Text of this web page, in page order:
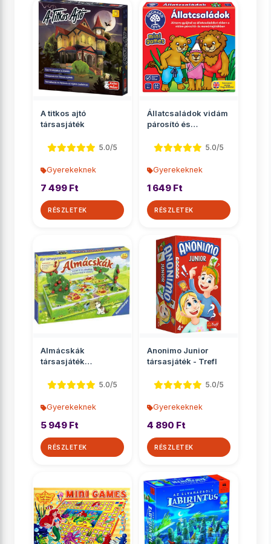
A titkos ajtó
társasjáték
5.0/5
Gyerekeknek
7 499 Ft
RÉSZLETEK
Állatcsaládok vidám
párosító és
5.0/5
Gyerekeknek
1 649 Ft
RÉSZLETEK
Almácskák
társasjáték
Ravensburger 5.0/5
Gyerekeknek
5 949 Ft
RÉSZLETEK
Anonimo Junior
társasjáték - Trefl
5.0/5
Gyerekeknek
4 890 Ft
RÉSZLETEK